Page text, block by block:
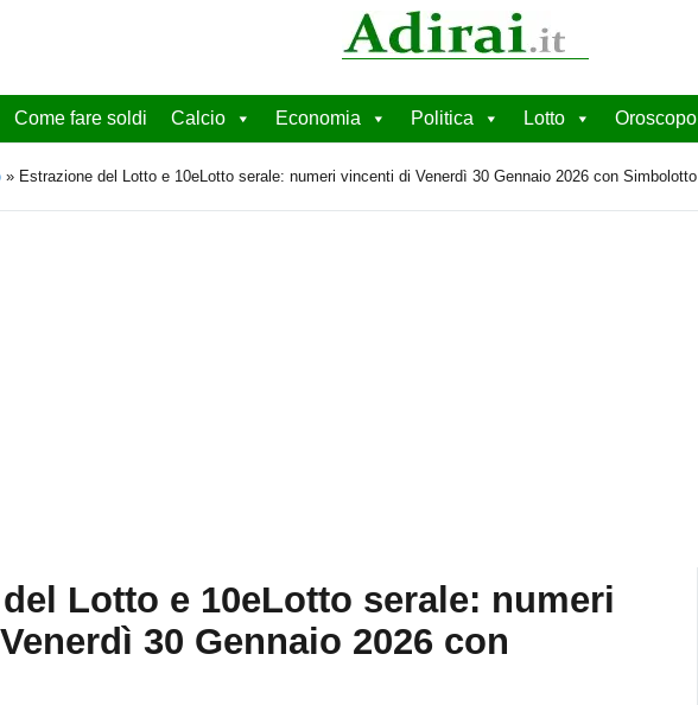
Come fare soldi Calcio Economia Politica Lotto Oroscopo
» Estrazione del Lotto e 10eLotto serale: numeri vincenti di Venerdì 30 Gennaio 2026 con Simbolotto
Lotto e 10eLotto serale: numeri
30 Gennaio 2026 con